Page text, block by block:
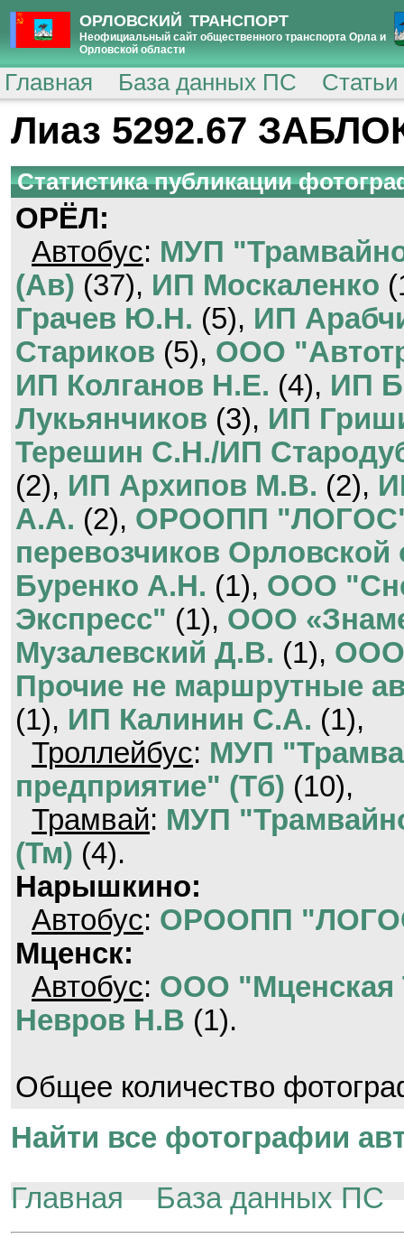
ОРЛОВСКИЙ ТРАНСПОРТ
Неофициальный сайт общественного транспорта Орла и
Орловской области
Главная База данных ПС
Лиаз 5292.67
Статистика публикации
ОРЁЛ:
Автобус: МУП
(Ав) (37), ИП Москаленко
Грачев Ю.Н. (5), ИП
Стариков (5), ООО
ИП Колганов Н.Е. (4), ИП
Лукьянчиков (3), ИП
Терешин С.Н./ИП
(2), ИП Архипов М.В. (2),
А.А. (2), ОРООПП
перевозчиков Орловской
Буренко А.Н. (1), ООО
Экспресс" (1), ООО
Музалевский Д.В. (1), ООО
Прочие не маршрутные
(1), ИП Калинин С.А. (1),
Троллейбус: МУП
предприятие" (Тб) (10),
Трамвай: МУП
(Тм) (4).
Нарышкино:
Автобус: ОРООПП
Мценск:
Автобус: ООО "Мценская
Невров Н.В (1).
Общее количество
Найти все фотографии
Главная
База данных ПС